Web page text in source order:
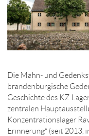
Die Mahn- und
brandenburgische
Geschichte des KZ-
zentralen
Konzentrationslager
Erinnerung“ (seit 2013,